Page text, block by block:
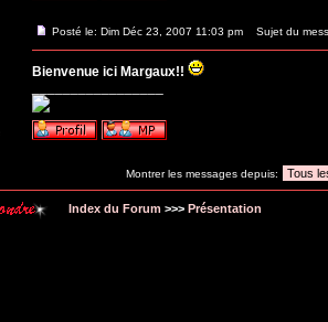
Posté le: Dim Déc 23, 2007 11:03 pm Sujet du
Bienvenue ici Margaux!!
Montrer les messages depuis:
Index du Forum >>> Présentation